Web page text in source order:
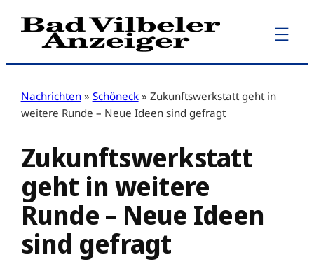
Zum
Inhalt
Nachrichten » Schöneck » Zukunftswerkstatt geht in
weitere Runde – Neue Ideen sind gefragt
Zukunftswerkstatt
geht in weitere
Runde – Neue Ideen
sind gefragt